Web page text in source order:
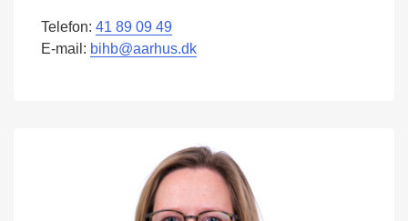
Telefon: 41 89 09 49
E-mail: bihb@aarhus.dk